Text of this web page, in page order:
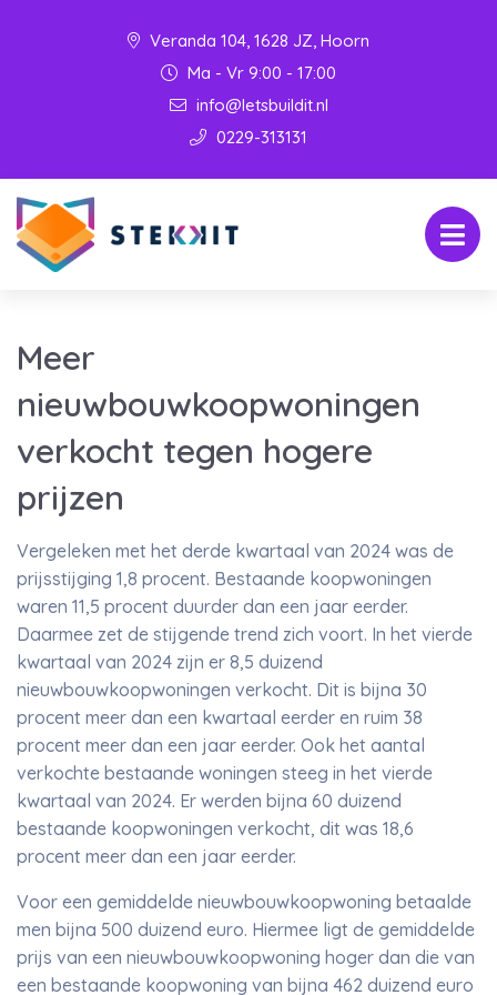
Veranda 104, 1628 JZ, Hoorn
Ma - Vr 9:00 - 17:00
info@letsbuildit.nl
0229-313131
Meer
nieuwbouwkoopwoningen
verkocht tegen hogere
prijzen
Vergeleken met het derde kwartaal van 2024 was de
prijsstijging 1,8 procent. Bestaande koopwoningen
waren 11,5 procent duurder dan een jaar eerder.
Daarmee zet de stijgende trend zich voort. In het vierde
kwartaal van 2024 zijn er 8,5 duizend
nieuwbouwkoopwoningen verkocht. Dit is bijna 30
procent meer dan een kwartaal eerder en ruim 38
procent meer dan een jaar eerder. Ook het aantal
verkochte bestaande woningen steeg in het vierde
kwartaal van 2024. Er werden bijna 60 duizend
bestaande koopwoningen verkocht, dit was 18,6
procent meer dan een jaar eerder.
Voor een gemiddelde nieuwbouwkoopwoning betaalde
men bijna 500 duizend euro. Hiermee ligt de gemiddelde
prijs van een nieuwbouwkoopwoning hoger dan die van
een bestaande koopwoning van bijna 462 duizend euro